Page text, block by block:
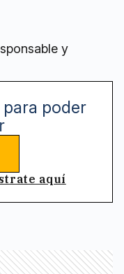
y
para poder
aquí